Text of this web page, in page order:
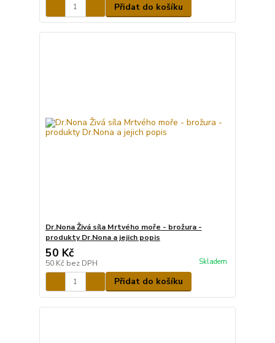
Přidat do košíku
Dr.Nona Živá síla Mrtvého moře - brožura -
produkty Dr.Nona a jejich popis
50 Kč
50 Kč bez DPH Skladem
Přidat do košíku